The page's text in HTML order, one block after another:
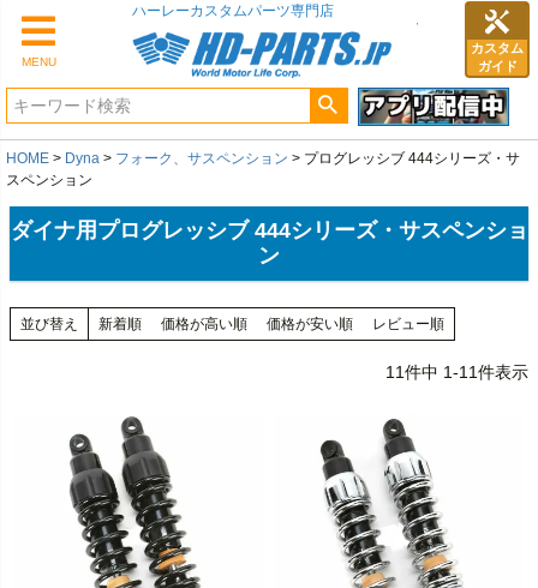
MENU
カスタム
ガイド
HOME Dyna フォーク、サスペンション
プログレッシブ 444シリーズ・サ
スペンション
ダイナ用プログレッシブ 444シリーズ・サスペンショ
ン
並び替え 新着順 価格が高い順 価格が安い順 レビュー順
11件中 1-11件表示